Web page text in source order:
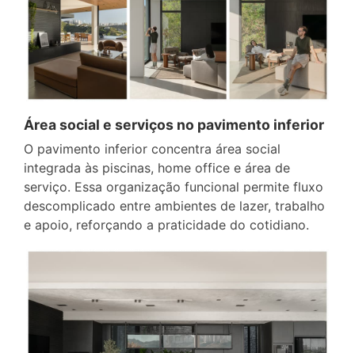
Área social e serviços no pavimento inferior
O pavimento inferior concentra área social
integrada às piscinas, home office e área de
serviço. Essa organização funcional permite fluxo
descomplicado entre ambientes de lazer, trabalho
e apoio, reforçando a praticidade do cotidiano.